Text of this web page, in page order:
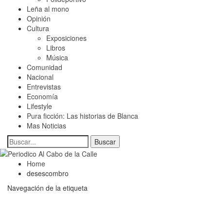
Leña al mono
Opinión
Cultura
Exposiciones
Libros
Música
Comunidad
Nacional
Entrevistas
Economía
Lifestyle
Pura ficción: Las historias de Blanca
Mas Noticias
Home
desescombro
Navegación de la etiqueta